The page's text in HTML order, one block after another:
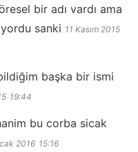
bir adı vardı ama
sanki 11 Kasım 2015
başka bir ismi
19:44
bu corba sicak
2016 15:16